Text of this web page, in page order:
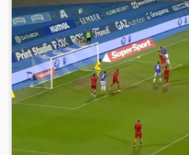
Pokretanje videa...